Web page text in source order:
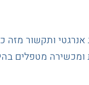
ומכשירה מטפלים